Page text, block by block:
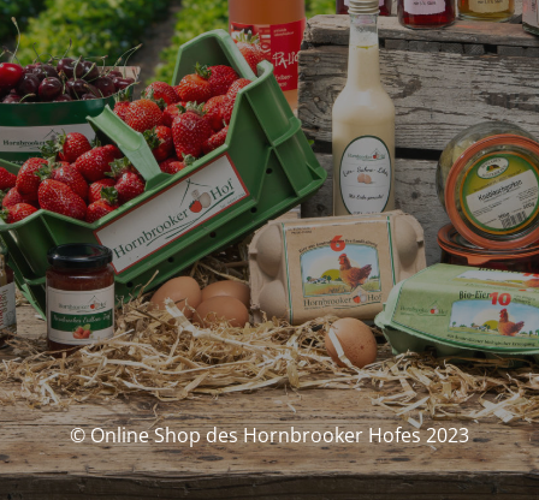
© Online Shop des Hornbrooker Hofes 2023